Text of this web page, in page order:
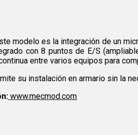
modelo es la integración de un
con 8 puntos de E/S
entre varios equipos para
su instalación en armario sin la
www.mecmod.com